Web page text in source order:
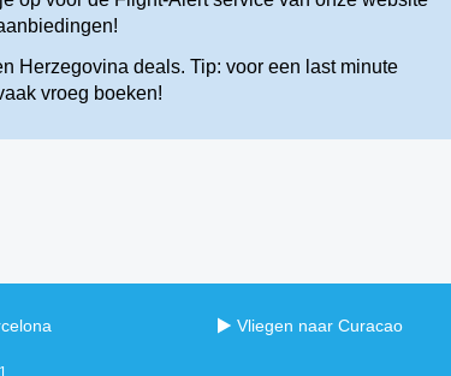
Herzegovina deals. Tip: voor een last minute
vroeg boeken!
Vliegen naar Curacao